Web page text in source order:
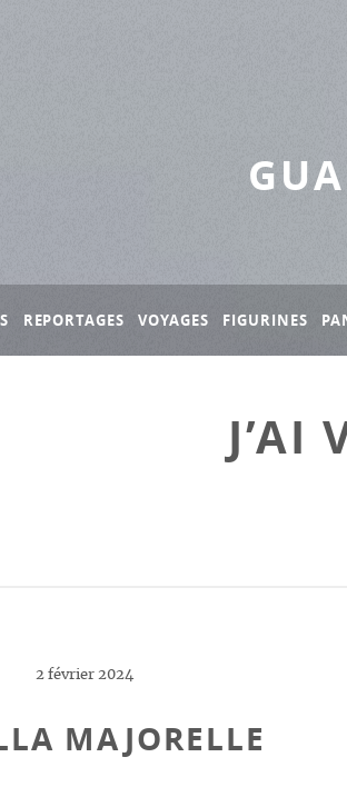
REPORTAGES VOYAGES FIGURINES
J’AI
2 février 2024
MAJORELLE